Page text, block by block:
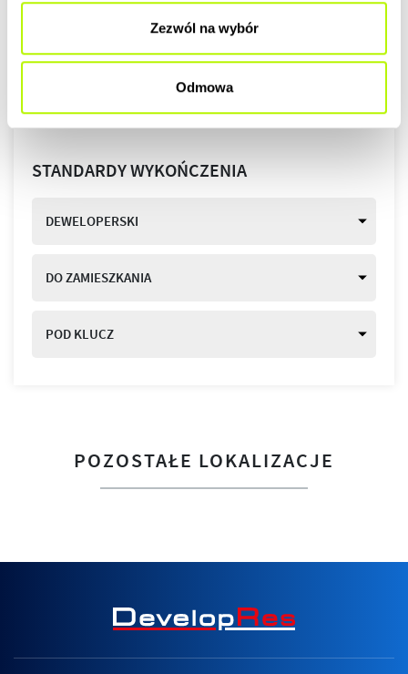
Zezwól na wybór
Odmowa
STANDARDY WYKOŃCZENIA
DEWELOPERSKI
DO ZAMIESZKANIA
POD KLUCZ
POZOSTAŁE LOKALIZACJE